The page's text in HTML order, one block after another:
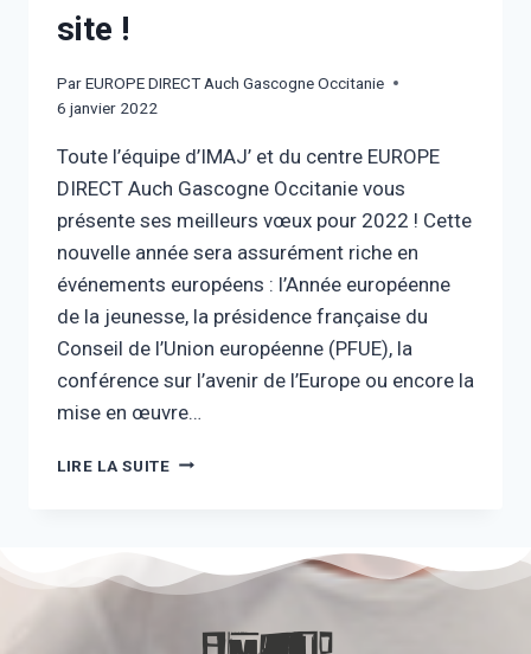
site !
ParEUROPE DIRECT Auch Gascogne Occitanie
6 janvier 2022
Toute l’équipe d’IMAJ’ et du centre EUROPE
DIRECT Auch Gascogne Occitanie vous
présente ses meilleurs vœux pour 2022 ! Cette
nouvelle année sera assurément riche en
événements européens : l’Année européenne
de la jeunesse, la présidence française du
Conseil de l’Union européenne (PFUE), la
conférence sur l’avenir de l’Europe ou encore la
mise en œuvre…
LIRE LA SUITE